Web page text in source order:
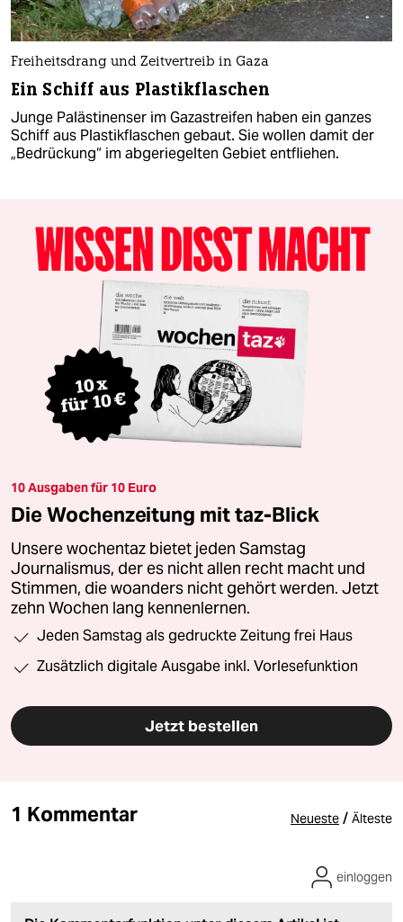
Freiheitsdrang und Zeitvertreib in Gaza
Ein Schiff aus Plastikflaschen
Junge Palästinenser im Gazastreifen haben ein ganzes
Schiff aus Plastikflaschen gebaut. Sie wollen damit der
„Bedrückung“ im abgeriegelten Gebiet entfliehen.
10 Ausgaben für 10 Euro
Die Wochenzeitung mit taz-Blick
Unsere wochentaz bietet jeden Samstag
Journalismus, der es nicht allen recht macht und
Stimmen, die woanders nicht gehört werden. Jetzt
zehn Wochen lang kennenlernen.
Jeden Samstag als gedruckte Zeitung frei Haus
Zusätzlich digitale Ausgabe inkl. Vorlesefunktion
Jetzt bestellen
1 Kommentar Neueste / Älteste
einloggen